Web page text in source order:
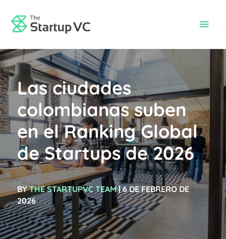
contenido
Las ciudades
colombianas suben
en el Ranking Global
de Startups de 2026
BYTHE STARTUPVC TEAM| 6 DE FEBRERO DE
2026